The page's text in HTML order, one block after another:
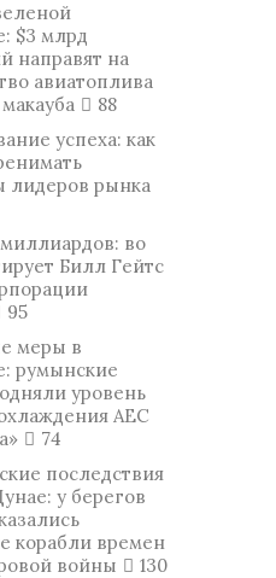
$3 млрд
направят на
авиатоплива
88
успеха: как
лидеров рынка
во
Билл Гейтс
95
меры в
румынские
уровень
АЕС
74
последствия
у берегов
корабли времен
войны
130